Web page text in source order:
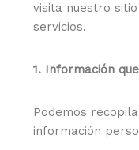
visita nuestro
servicios.
1. Información
Podemos
información